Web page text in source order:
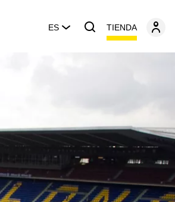
ES TIENDA